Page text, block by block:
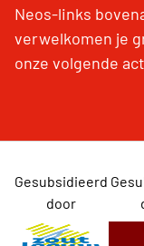
Neos-links
verwelkomen je
onze volgende
Gesubsidieerd
door